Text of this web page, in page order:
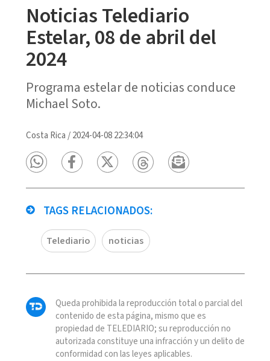
Noticias Telediario
Estelar, 08 de abril del
2024
Programa estelar de noticias conduce
Michael Soto.
Costa Rica /2024-04-08 22:34:04
TAGS RELACIONADOS:
Telediario noticias
Queda prohibida la reproducción total o parcial del
contenido de esta página, mismo que es
propiedad de TELEDIARIO; su reproducción no
autorizada constituye una infracción y un delito de
conformidad con las leyes aplicables.